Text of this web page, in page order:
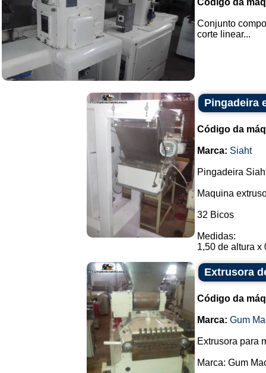
Código da
Conjunto
corte linear...
Pingadeira
Código da
Marca: Siaht
Pingadeira
Maquina
32 Bicos
Medidas:
1,50 de altura x
Extrusora
Código da
Marca: Gum
Extrusora para
Marca: Gum